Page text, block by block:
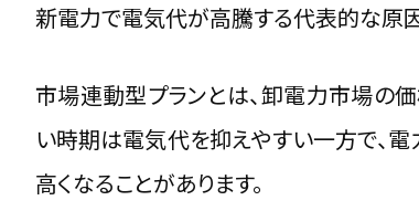
新電力で電気代が高騰する代表的な原因
市場連動型プランとは、卸電力市場の
い時期は電気代を抑えやすい一方で、
高くなることがあります。